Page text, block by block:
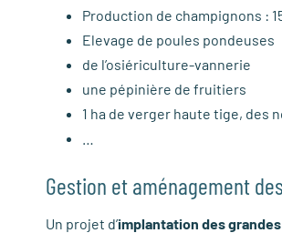
Production de champignons :
Elevage de poules pondeuses
de l’osiériculture-vannerie
une pépinière de fruitiers
1 ha de verger haute tige,
Gestion et aménagement
Un projet d’implantation des